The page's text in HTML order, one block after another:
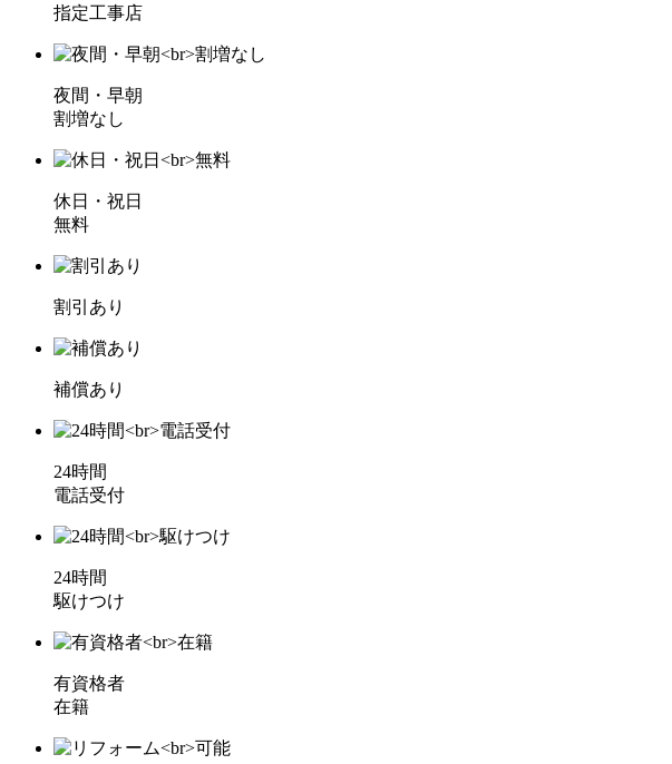
指定工事店
夜間・早朝
割増なし
休日・祝日
無料
割引あり
補償あり
24時間
電話受付
24時間
駆けつけ
有資格者
在籍